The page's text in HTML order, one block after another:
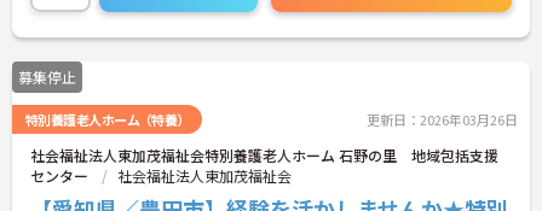
退職金制度や賞与過去実績4.0ヶ月など、福利厚生面
でも充実しているので安心してお勤めいただけます
ね！
ご興味のある方はお気軽にお問い合わせください。
募集停止
特別養護老人ホーム（特養） 更新日：2026年03月26日
社会福祉法人東加茂福祉会特別養護老人ホーム 石野の里 地域包括支援
センター
社会福祉法人東加茂福祉会